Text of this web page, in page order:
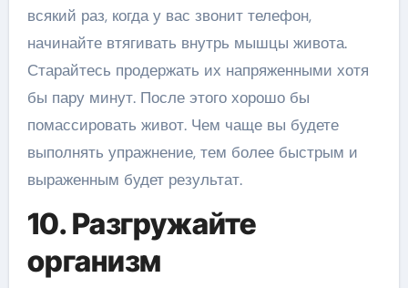
всякий раз, когда у вас звонит телефон,
начинайте втягивать внутрь мышцы живота.
Старайтесь продержать их напряженными хотя
бы пару минут. После этого хорошо бы
помассировать живот. Чем чаще вы будете
выполнять упражнение, тем более быстрым и
выраженным будет результат.
10. Разгружайте
организм